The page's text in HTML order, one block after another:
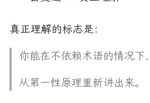
真正理解的标志是：
你能在不依赖术语的情况下，
从第一性原理重新讲出来。